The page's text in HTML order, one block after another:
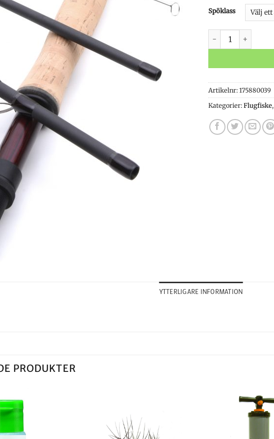
Spöklass
Vision EKA mängd
Artikelnr:175880039
Kategorier:Flugfiske,
YTTERLIGARE INFORMATION
PRODUKTER